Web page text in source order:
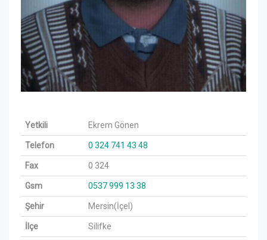
Yetkili Ekrem Gönen
Telefon 0 324 741 43 48
Fax 0 324
Gsm 0537 999 13 38
Şehir Mersin(İçel)
İlçe Silifke